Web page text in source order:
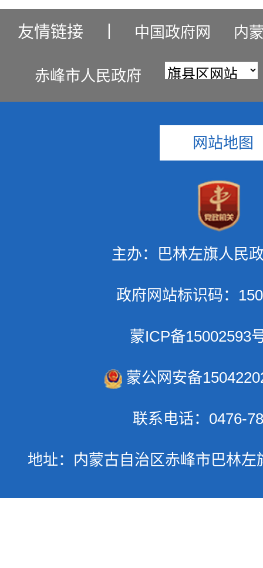
友情链接 中国政府网 内
赤峰市人民政府
网站地图
主办：巴林左旗人民
政府网站标识码：
蒙ICP备15002593
蒙公网安备
联系电话：0476-
地址：内蒙古自治区赤峰市巴林